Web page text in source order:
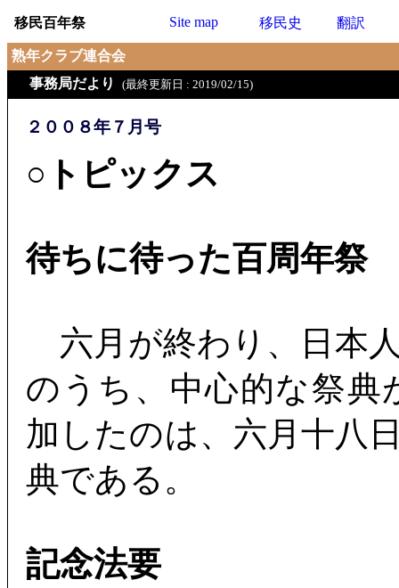
移民百年祭 Site map 移民史 翻訳
熟年クラブ連合会
事務局だより
(最終更新日 : 2019/02/15)
２００８年７月号
○トピックス
待ちに待った百周年祭
六月が終わり、日本
のうち、中心的な祭典
加したのは、六月十八
典である。
記念法要